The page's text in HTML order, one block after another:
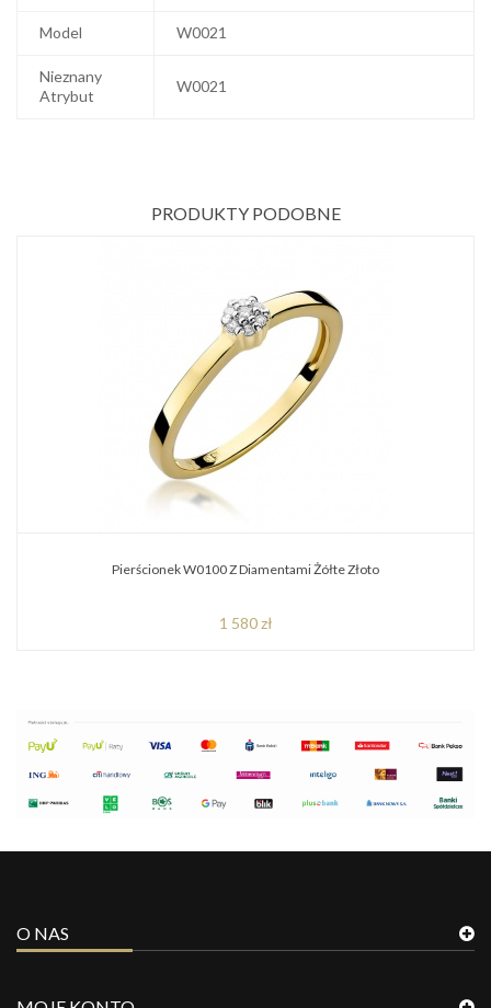
Model W0021
Nieznany
Atrybut
W0021
PRODUKTY PODOBNE
Pierścionek W0100 Z Diamentami Żółte Złoto
1 580 zł
O NAS